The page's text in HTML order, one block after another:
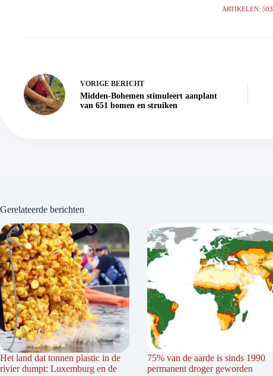
ARTIKELEN: 593
VORIGE BERICHT
Midden-Bohemen stimuleert aanplant
van 651 bomen en struiken
Gerelateerde berichten
Het land dat tonnen plastic in de
rivier dumpt: Luxemburg en de
75% van de aarde is sinds 1990
permanent droger geworden